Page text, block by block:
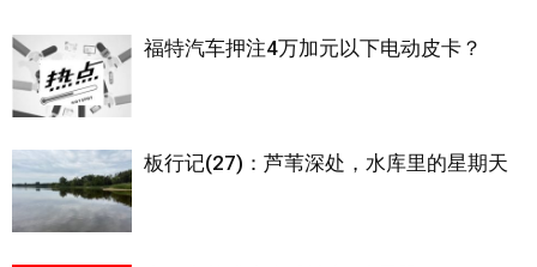
福特汽车押注4万加元以下电动皮卡？
板行记(27)：芦苇深处，水库里的星期天